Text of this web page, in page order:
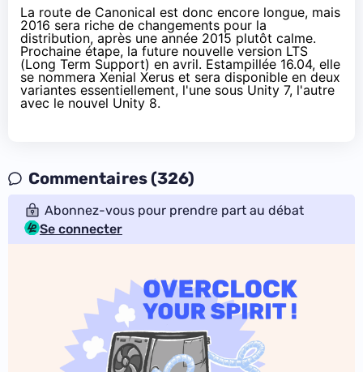
La route de Canonical est donc encore longue, mais
2016 sera riche de changements pour la
distribution, après une année 2015 plutôt calme.
Prochaine étape, la future nouvelle version LTS
(Long Term Support) en avril. Estampillée 16.04, elle
se nommera Xenial Xerus et sera disponible en deux
variantes essentiellement, l'une sous Unity 7, l'autre
avec le nouvel Unity 8.
Commentaires (326)
Abonnez-vous pour prendre part au débat
Se connecter